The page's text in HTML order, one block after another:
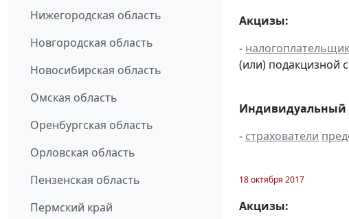
Нижегородская область
Новгородская область
Новосибирская область
Омская область
Оренбургская область
Орловская область
Пензенская область
Пермский край
Акцизы:
-
(или) подакцизной
Индивидуальный
- страхователи
18 октября 2017
Акцизы: